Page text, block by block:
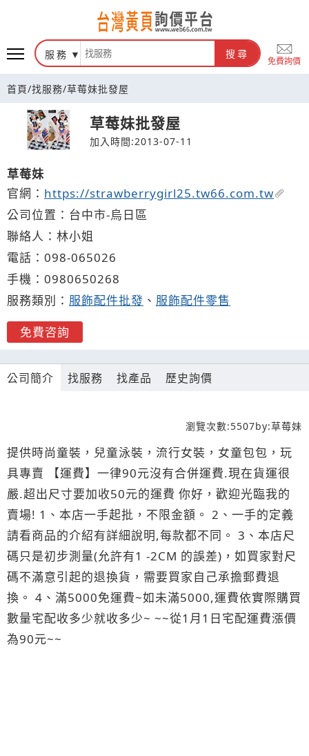
台灣黃頁詢價平台
服務 搜尋
免費詢價
首頁/找服務/草莓妹批發屋
草莓妹批發屋
加入時間:2013-07-11
草莓妹
官網： https://strawberrygirl25.tw66.com.tw
公司位置：台中市-烏日區
聯絡人：林小姐
電話： 098-065026
手機： 0980650268
服務類別： 服飾配件批發 、 服飾配件零售
免費咨詢
公司簡介 找服務 找產品 歷史詢價
瀏覽次數:5507by:草莓妹
提供時尚童裝，兒童泳裝，流行女裝，女童包包，玩
具專賣 【運費】一律90元沒有合併運費.現在貨運很
嚴.超出尺寸要加收50元的運費 你好，歡迎光臨我的
賣場! 1、本店一手起批，不限金額。 2、一手的定義
請看商品的介紹有詳細說明,每款都不同。 3、本店尺
碼只是初步測量(允許有1 -2CM 的誤差)，如買家對尺
碼不滿意引起的退換貨，需要買家自己承擔郵費退
換。 4、滿5000免運費~如未滿5000,運費依實際購買
數量宅配收多少就收多少~ ~~從1月1日宅配運費漲價
為90元~~